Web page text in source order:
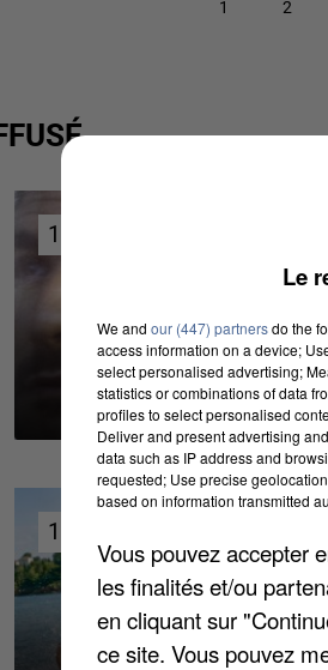
1 2
16h35
16h35
16h28
16h28
Le
We and our (447) partnersdo the
access information on a device;
select personalised advertising;
statistics or combinations of data
profiles to select personalised
Deliver and present advertising
data such as IP address and
requested; Use precise
based on information transmitted
Vous pouvez accepter
les finalités et/ou
en cliquant sur
ce site. Vous pouvez